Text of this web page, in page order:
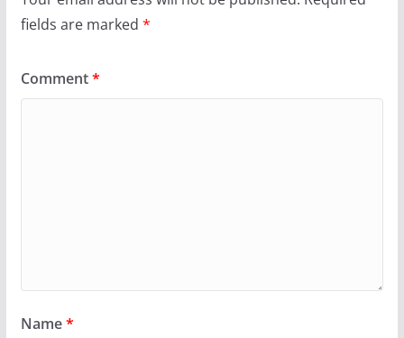
fields are marked *
Comment*
Name*